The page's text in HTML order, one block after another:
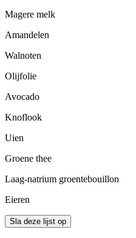
Magere melk
Amandelen
Walnoten
Olijfolie
Avocado
Knoflook
Uien
Groene thee
Laag-natrium groentebouillon
Eieren
Sla deze lijst op